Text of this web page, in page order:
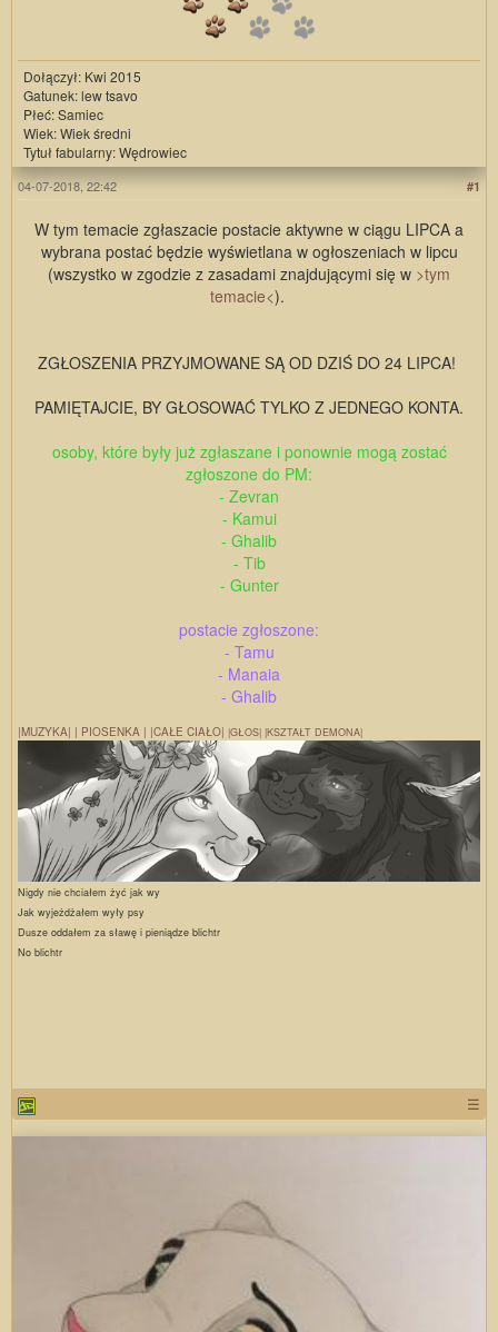
Dołączył: Kwi 2015
Gatunek: lew tsavo
Płeć: Samiec
Wiek: Wiek średni
Tytuł fabularny: Wędrowiec
#1
04-07-2018, 22:42
W tym temacie zgłaszacie postacie aktywne w ciągu LIPCA a
wybrana postać będzie wyświetlana w ogłoszeniach w lipcu
(wszystko w zgodzie z zasadami znajdującymi się w >tym
temacie<).
ZGŁOSZENIA PRZYJMOWANE SĄ OD DZIŚ DO 24 LIPCA!
PAMIĘTAJCIE, BY GŁOSOWAĆ TYLKO Z JEDNEGO KONTA.
osoby, które były już zgłaszane i ponownie mogą zostać
zgłoszone do PM:
- Zevran
- Kamui
- Ghalib
- Tib
- Gunter
postacie zgłoszone:
- Tamu
- Manaia
- Ghalib
|MUZYKA| | PIOSENKA | |CAŁE CIAŁO| |GŁOS| |KSZTAŁT DEMONA|
Nigdy nie chciałem żyć jak wy
Jak wyjeżdżałem wyły psy
Dusze oddałem za sławę i pieniądze blichtr
No blichtr
☰